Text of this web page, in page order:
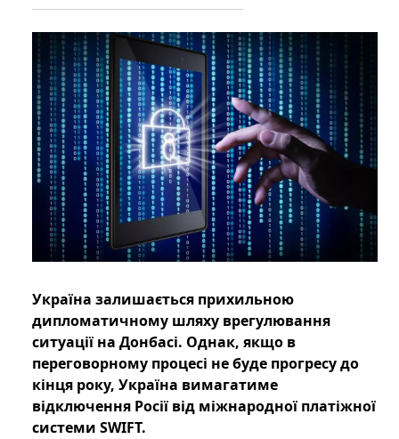
Україна залишається прихильною
дипломатичному шляху врегулювання
ситуації на Донбасі. Однак, якщо в
переговорному процесі не буде прогресу до
кінця року, Україна вимагатиме
відключення Росії від міжнародної платіжної
системи SWIFT.